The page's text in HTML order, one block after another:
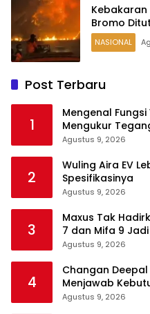
Kebakaran
Bromo
NASIONAL
Post Terbaru
1
Mengenal
Mengukur
Agustus 9, 2026
2
Wuling Aira EV
Spesifikasinya
Agustus 9, 2026
3
Maxus Tak
7 dan Mifa 9
Agustus 9, 2026
4
Changan Deepal
Menjawab
Agustus 9, 2026